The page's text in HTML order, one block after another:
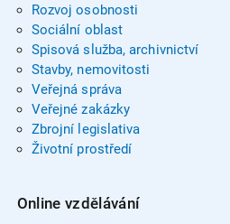
Rozvoj osobnosti
Sociální oblast
Spisová služba, archivnictví
Stavby, nemovitosti
Veřejná správa
Veřejné zakázky
Zbrojní legislativa
Životní prostředí
Online vzdělávání